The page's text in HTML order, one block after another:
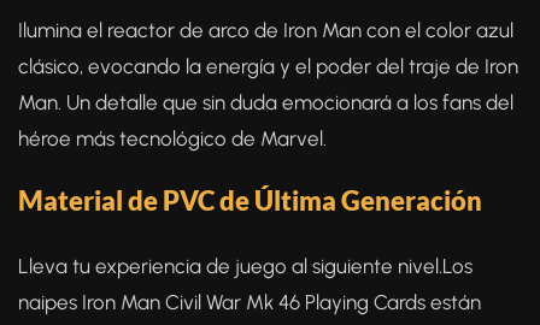
Ilumina el reactor de arco de Iron Man con el color azul
clásico, evocando la energía y el poder del traje de Iron
Man. Un detalle que sin duda emocionará a los fans del
héroe más tecnológico de Marvel.
Material de PVC de Última Generación
Lleva tu experiencia de juego al siguiente nivel.Los
naipes Iron Man Civil War Mk 46 Playing Cards están